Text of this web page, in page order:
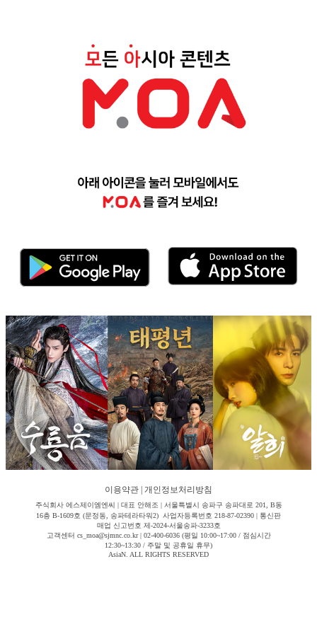
이용약관 개인정보처리방침
주식회사 에스제이엠엔씨 | 대표 안해조 | 서울특별시 송파구 송파대로 201, B동
16층 B-1609호 (문정동, 송파테라타워2) 사업자등록번호 218-87-02390 | 통신판
매업 신고번호 제-2024-서울송파-3233호
고객센터 cs_moa@sjmnc.co.kr | 02-400-6036 (평일 10:00~17:00 / 점심시간
12:30~13:30 / 주말 및 공휴일 휴무)
AsiaN. ALL RIGHTS RESERVED